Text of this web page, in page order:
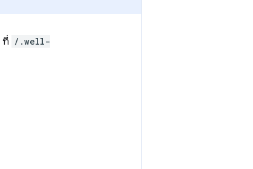
ที่ /.well-